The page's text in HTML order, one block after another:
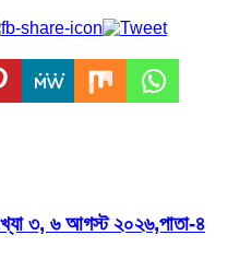
৩, ৬ আগস্ট ২০২৬,পাতা-৪